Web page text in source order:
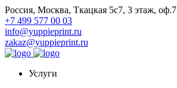
Россия, Москва, Ткацкая 5с7, 3 этаж, оф.7
+7 499 577 00 03
info@yuppieprint.ru
zakaz@yuppieprint.ru
Услуги